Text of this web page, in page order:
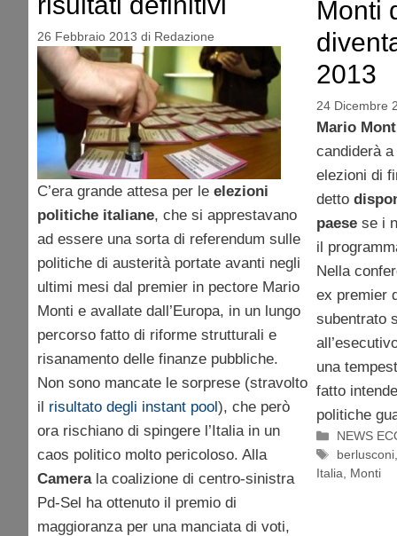
26 Febbraio 2013 di Redazione
C’era grande attesa per le elezioni
politiche italiane, che si apprestavano
ad essere una sorta di referendum sulle
politiche di austerità portate avanti negli
ultimi mesi dal premier in pectore Mario
Monti e avallate dall’Europa, in un lungo
percorso fatto di riforme strutturali e
risanamento delle finanze pubbliche.
Non sono mancate le sorprese (stravolto
il risultato degli instant pool), che però
ora rischiano di spingere l’Italia in un
caos politico molto pericoloso. Alla
Camerala coalizione di centro-sinistra
Pd-Sel ha ottenuto il premio di
maggioranza per una manciata di voti,
Monti
2013
24 Dicembre
Mario
candiderà
elezioni di
detto
paesese i
il
Nella
ex premier
subentrato
una
fatto
politiche
Categorie
NEWS
Tag
berlusconi
Italia, Monti